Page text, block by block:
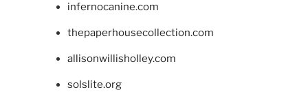
infernocanine.com
thepaperhousecollection.com
allisonwillisholley.com
solslite.org